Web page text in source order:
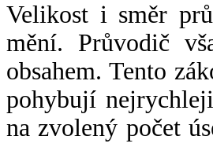
Velikost i směr
mění. Průvodič
obsahem. Tento
pohybují
na zvolený počet